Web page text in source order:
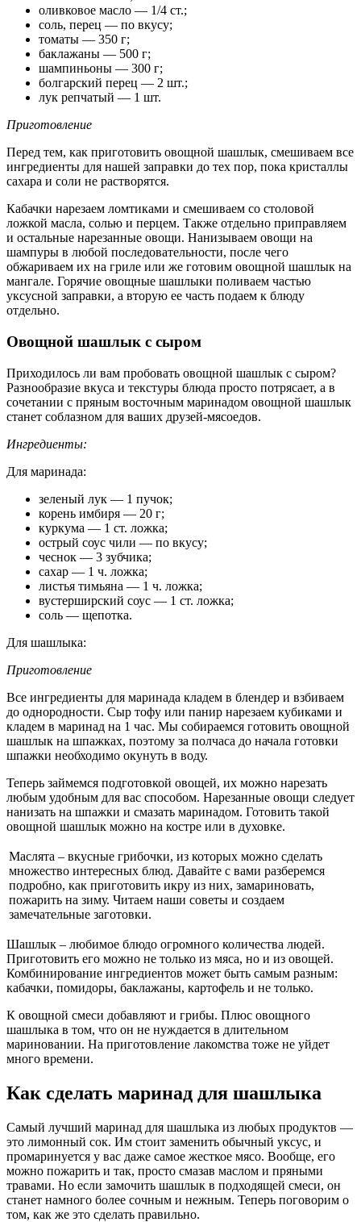
оливковое масло — 1/4 ст.;
соль, перец — по вкусу;
томаты — 350 г;
баклажаны — 500 г;
шампиньоны — 300 г;
болгарский перец — 2 шт.;
лук репчатый — 1 шт.
Приготовление
Перед тем, как приготовить овощной шашлык, смешиваем все
ингредиенты для нашей заправки до тех пор, пока кристаллы
сахара и соли не растворятся.
Кабачки нарезаем ломтиками и смешиваем со столовой
ложкой масла, солью и перцем. Также отдельно приправляем
и остальные нарезанные овощи. Нанизываем овощи на
шампуры в любой последовательности, после чего
обжариваем их на гриле или же готовим овощной шашлык на
мангале. Горячие овощные шашлыки поливаем частью
уксусной заправки, а вторую ее часть подаем к блюду
отдельно.
Овощной шашлык с сыром
Приходилось ли вам пробовать овощной шашлык с сыром?
Разнообразие вкуса и текстуры блюда просто потрясает, а в
сочетании с пряным восточным маринадом овощной шашлык
станет соблазном для ваших друзей-мясоедов.
Ингредиенты:
Для маринада:
зеленый лук — 1 пучок;
корень имбиря — 20 г;
куркума — 1 ст. ложка;
острый соус чили — по вкусу;
чеснок — 3 зубчика;
сахар — 1 ч. ложка;
листья тимьяна — 1 ч. ложка;
вустерширский соус — 1 ст. ложка;
соль — щепотка.
Для шашлыка:
Приготовление
Все ингредиенты для маринада кладем в блендер и взбиваем
до однородности. Сыр тофу или панир нарезаем кубиками и
кладем в маринад на 1 час. Мы собираемся готовить овощной
шашлык на шпажках, поэтому за полчаса до начала готовки
шпажки необходимо окунуть в воду.
Теперь займемся подготовкой овощей, их можно нарезать
любым удобным для вас способом. Нарезанные овощи следует
нанизать на шпажки и смазать маринадом. Готовить такой
овощной шашлык можно на костре или в духовке.
Маслята – вкусные грибочки, из которых можно сделать
множество интересных блюд. Давайте с вами разберемся
подробно, как приготовить икру из них, замариновать,
пожарить на зиму. Читаем наши советы и создаем
замечательные заготовки.
Шашлык – любимое блюдо огромного количества людей.
Приготовить его можно не только из мяса, но и из овощей.
Комбинирование ингредиентов может быть самым разным:
кабачки, помидоры, баклажаны, картофель и не только.
К овощной смеси добавляют и грибы. Плюс овощного
шашлыка в том, что он не нуждается в длительном
мариновании. На приготовление лакомства тоже не уйдет
много времени.
Как сделать маринад для шашлыка
Самый лучший маринад для шашлыка из любых продуктов —
это лимонный сок. Им стоит заменить обычный уксус, и
промаринуется у вас даже самое жесткое мясо. Вообще, его
можно пожарить и так, просто смазав маслом и пряными
травами. Но если замочить шашлык в подходящей смеси, он
станет намного более сочным и нежным. Теперь поговорим о
том, как же это сделать правильно.